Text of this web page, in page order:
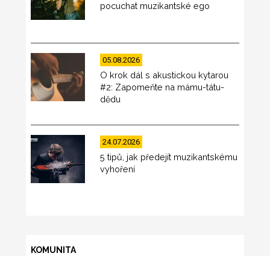
pocuchat muzikantské ego
05.08.2026
O krok dál s akustickou kytarou
#2: Zapomeňte na mámu-tátu-
dědu
24.07.2026
5 tipů, jak předejít muzikantskému
vyhoření
KOMUNITA